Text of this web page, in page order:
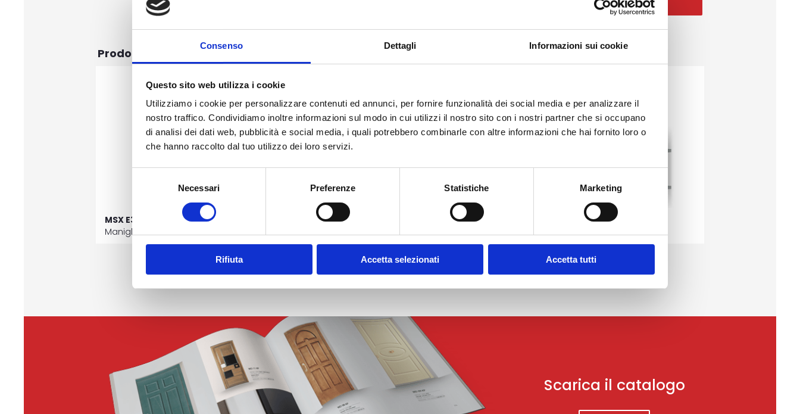
Consenso Dettagli Informazioni sui cookie
Questo sito web utilizza i cookie
Utilizziamo i cookie per personalizzare contenuti ed annunci, per fornire funzionalità dei social media e per analizzare il
nostro traffico. Condividiamo inoltre informazioni sul modo in cui utilizzi il nostro sito con i nostri partner che si occupano
di analisi dei dati web, pubblicità e social media, i quali potrebbero combinarle con altre informazioni che hai fornito loro o
che hanno raccolto dal tuo utilizzo dei loro servizi.
Necessari Preferenze Statistiche Marketing
Rifiuta Accetta selezionati Accetta tutti
Prodotti correlati
MSX E32 J05
Maniglione Esterno
MSX E12 J05
MSX E15 J05
Scarica il catalogo